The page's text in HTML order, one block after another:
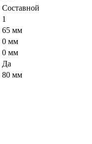
Составной
1
65 мм
0 мм
0 мм
Да
80 мм